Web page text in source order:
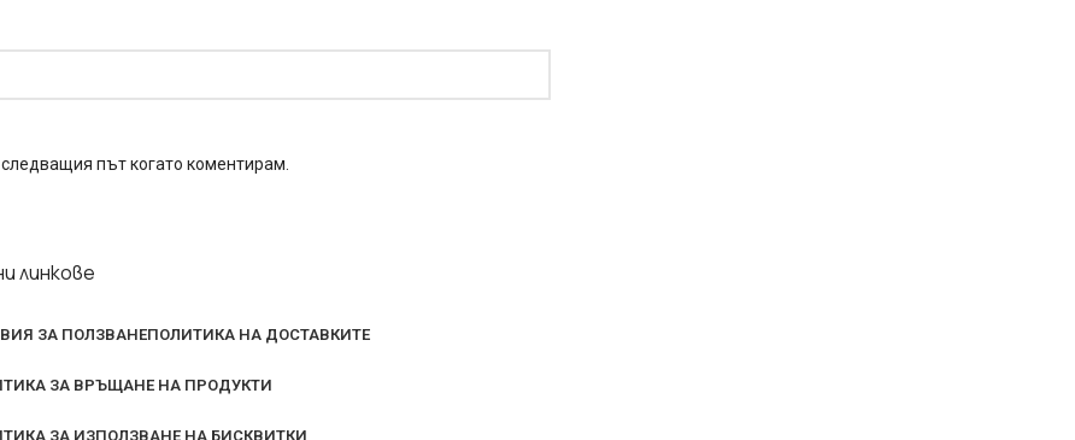
път когато коментирам.
линкове
ЗА ПОЛЗВАНЕПОЛИТИКА НА ДОСТАВКИТЕ
ЗА ВРЪЩАНЕ НА ПРОДУКТИ
ЗА ИЗПОЛЗВАНЕ НА БИСКВИТКИ